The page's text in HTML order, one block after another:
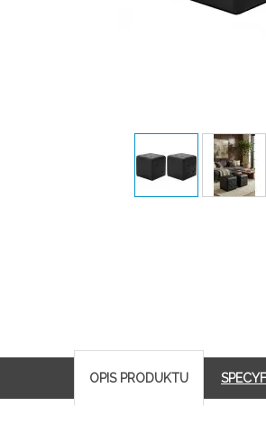
OPIS PRODUKTU